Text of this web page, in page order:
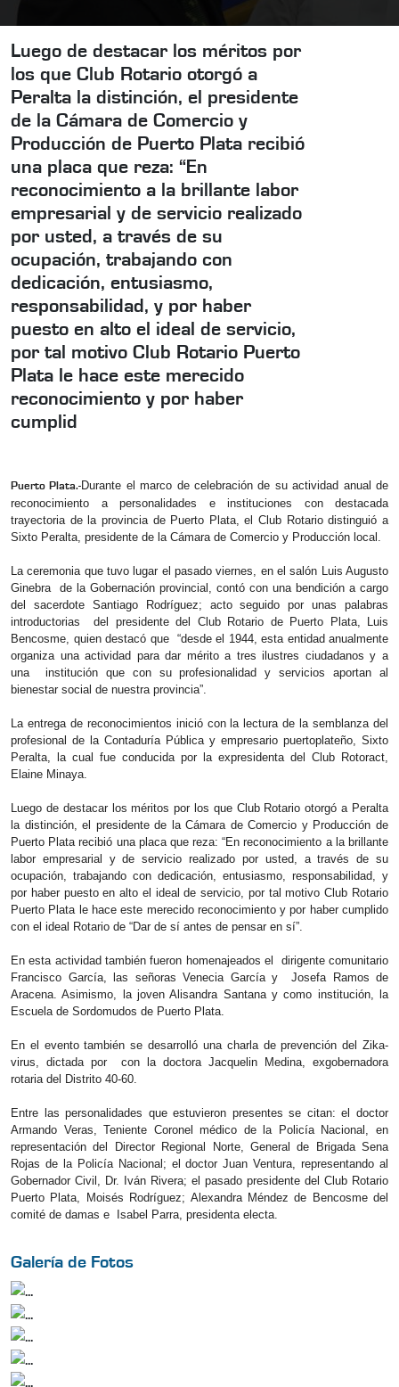
Luego de destacar los méritos por
los que Club Rotario otorgó a
Peralta la distinción, el presidente
de la Cámara de Comercio y
Producción de Puerto Plata recibió
una placa que reza: “En
reconocimiento a la brillante labor
empresarial y de servicio realizado
por usted, a través de su
ocupación, trabajando con
dedicación, entusiasmo,
responsabilidad, y por haber
puesto en alto el ideal de servicio,
por tal motivo Club Rotario Puerto
Plata le hace este merecido
reconocimiento y por haber
cumplid
Puerto Plata.-Durante el marco de celebración de su actividad anual de
reconocimiento a personalidades e instituciones con destacada
trayectoria de la provincia de Puerto Plata, el Club Rotario distinguió a
Sixto Peralta, presidente de la Cámara de Comercio y Producción local.
La ceremonia que tuvo lugar el pasado viernes, en el salón Luis Augusto
Ginebra de la Gobernación provincial, contó con una bendición a cargo
del sacerdote Santiago Rodríguez; acto seguido por unas palabras
introductorias del presidente del Club Rotario de Puerto Plata, Luis
Bencosme, quien destacó que “desde el 1944, esta entidad anualmente
organiza una actividad para dar mérito a tres ilustres ciudadanos y a
una institución que con su profesionalidad y servicios aportan al
bienestar social de nuestra provincia”.
La entrega de reconocimientos inició con la lectura de la semblanza del
profesional de la Contaduría Pública y empresario puertoplateño, Sixto
Peralta, la cual fue conducida por la expresidenta del Club Rotoract,
Elaine Minaya.
Luego de destacar los méritos por los que Club Rotario otorgó a Peralta
la distinción, el presidente de la Cámara de Comercio y Producción de
Puerto Plata recibió una placa que reza: “En reconocimiento a la brillante
labor empresarial y de servicio realizado por usted, a través de su
ocupación, trabajando con dedicación, entusiasmo, responsabilidad, y
por haber puesto en alto el ideal de servicio, por tal motivo Club Rotario
Puerto Plata le hace este merecido reconocimiento y por haber cumplido
con el ideal Rotario de “Dar de sí antes de pensar en sí”.
En esta actividad también fueron homenajeados el dirigente comunitario
Francisco García, las señoras Venecia García y Josefa Ramos de
Aracena. Asimismo, la joven Alisandra Santana y como institución, la
Escuela de Sordomudos de Puerto Plata.
En el evento también se desarrolló una charla de prevención del Zika-
virus, dictada por con la doctora Jacquelin Medina, exgobernadora
rotaria del Distrito 40-60.
Entre las personalidades que estuvieron presentes se citan: el doctor
Armando Veras, Teniente Coronel médico de la Policía Nacional, en
representación del Director Regional Norte, General de Brigada Sena
Rojas de la Policía Nacional; el doctor Juan Ventura, representando al
Gobernador Civil, Dr. Iván Rivera; el pasado presidente del Club Rotario
Puerto Plata, Moisés Rodríguez; Alexandra Méndez de Bencosme del
comité de damas e Isabel Parra, presidenta electa.
Galería de Fotos